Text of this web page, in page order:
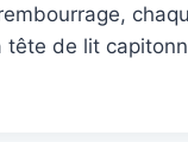
de lit